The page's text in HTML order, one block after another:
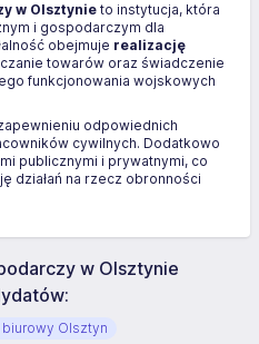
w Olsztynie to instytucja, która
i gospodarczym dla
obejmuje realizację
towarów oraz świadczenie
funkcjonowania wojskowych
odpowiednich
cywilnych. Dodatkowo
publicznymi i prywatnymi, co
działań na rzecz obronności
w Olsztynie
biurowy Olsztyn